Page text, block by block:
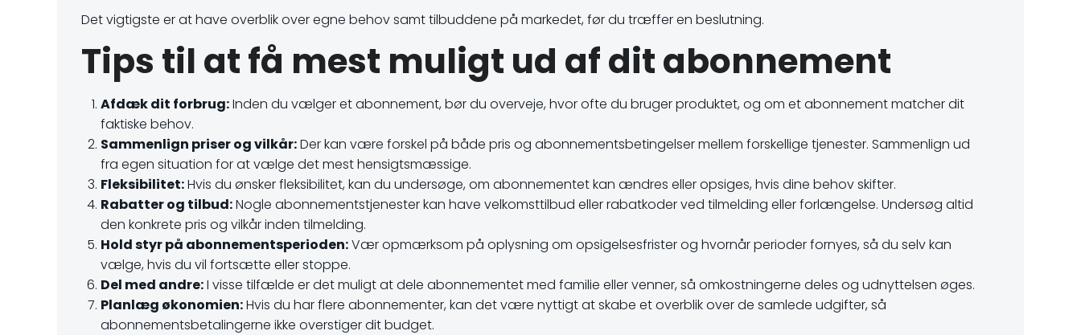
Det vigtigste er at have overblik over egne behov samt tilbuddene på markedet, før du træffer en beslutning.
Tips til at få mest muligt ud af dit abonnement
Afdæk dit forbrug:Inden du vælger et abonnement, bør du overveje, hvor ofte du bruger produktet, og om et abonnement matcher dit
faktiske behov.
Sammenlign priser og vilkår:Der kan være forskel på både pris og abonnementsbetingelser mellem forskellige tjenester. Sammenlign ud
fra egen situation for at vælge det mest hensigtsmæssige.
Fleksibilitet:Hvis du ønsker fleksibilitet, kan du undersøge, om abonnementet kan ændres eller opsiges, hvis dine behov skifter.
Rabatter og tilbud:Nogle abonnementstjenester kan have velkomsttilbud eller rabatkoder ved tilmelding eller forlængelse. Undersøg altid
den konkrete pris og vilkår inden tilmelding.
Hold styr på abonnementsperioden:Vær opmærksom på oplysning om opsigelsesfrister og hvornår perioder fornyes, så du selv kan
vælge, hvis du vil fortsætte eller stoppe.
Del med andre:I visse tilfælde er det muligt at dele abonnementet med familie eller venner, så omkostningerne deles og udnyttelsen øges.
Planlæg økonomien:Hvis du har flere abonnementer, kan det være nyttigt at skabe et overblik over de samlede udgifter, så
abonnementsbetalingerne ikke overstiger dit budget.